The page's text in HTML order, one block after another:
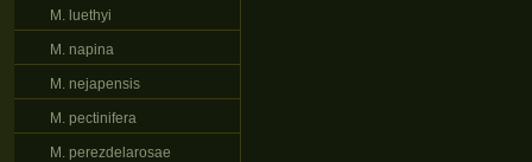
M. luethyi
M. napina
M. nejapensis
M. pectinifera
M. perezdelarosae